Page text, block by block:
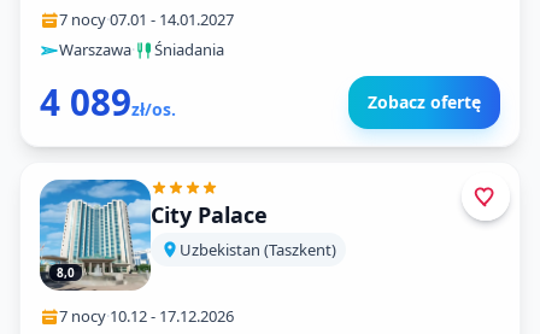
7 nocy·07.01 - 14.01.2027
Warszawa· Śniadania
4 089zł/os. Zobacz ofertę
8,0
City Palace
Uzbekistan (Taszkent)
7 nocy·10.12- 17.12.2026